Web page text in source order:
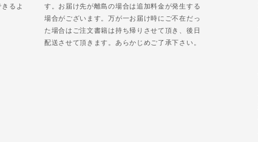
るよ
す。お届け先が離島の場合は追加料金が発生する
場合がございます。万が一お届け時にご不在だっ
た場合はご注文書籍は持ち帰りさせて頂き、後日
配送させて頂きます。あらかじめご了承下さい。